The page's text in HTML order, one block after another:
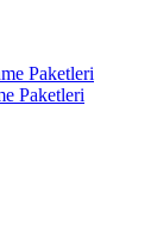
Paketleri
Paketleri